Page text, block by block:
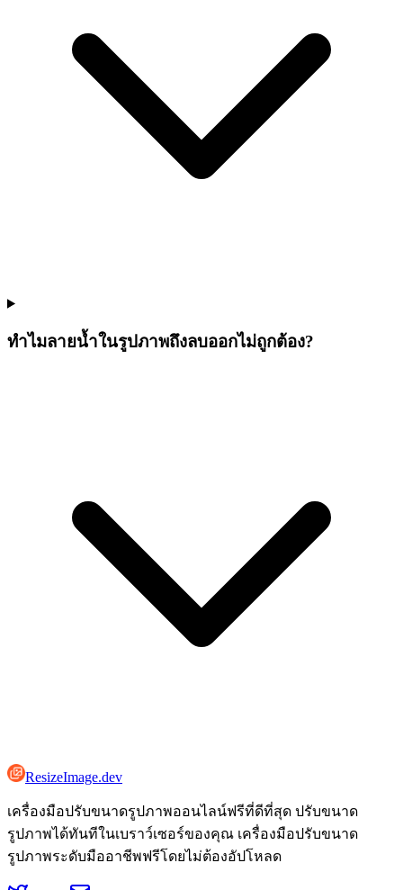
ทำไมลายน้ำในรูปภาพถึงลบออกไม่ถูกต้อง?
ResizeImage.dev
เครื่องมือปรับขนาดรูปภาพออนไลน์ฟรีที่ดีที่สุด ปรับขนาด
รูปภาพได้ทันทีในเบราว์เซอร์ของคุณ เครื่องมือปรับขนาด
รูปภาพระดับมืออาชีพฟรีโดยไม่ต้องอัปโหลด